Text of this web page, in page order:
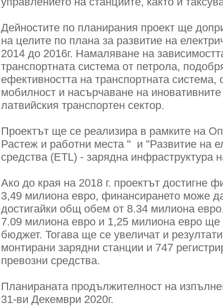
Дейностите по планирания проект ще
на целите по плана за развитие на
2014 до 2016г. Намаляване на
транспортната система от петрола,
ефективността на транспортната система,
мобилност и насърчаване на иновативните
латвийския транспортен сектор.
Проектът ще се реализира в рамките на
Растеж и работни места " и "Развитие на
средства (ETL) - зарядна инфраструктура
Ако до края на 2018 г. проектът достигне
3,49 милиона евро, финансирането може
достигайки общ обем от 8.34 милиона
7.09 милиона евро и 1,25 милиона евро
бюджет. Тогава ще се увеличат и
монтирани зарядни станции и 747
превозни средства.
Планираната продължителност на
31-ви Декември 2020г.